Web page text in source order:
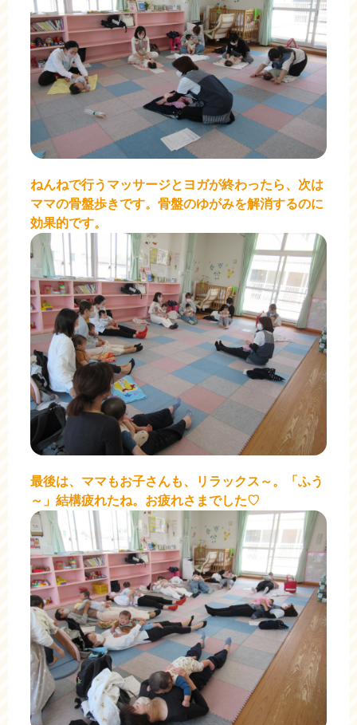
ねんねで行うマッサージとヨガが終わったら、次は
ママの骨盤歩きです。骨盤のゆがみを解消するのに
効果的です。
最後は、ママもお子さんも、リラックス～。「ふう
～」結構疲れたね。お疲れさまでした♡